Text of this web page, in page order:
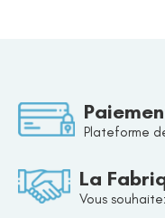
Plateforme
La
Vous